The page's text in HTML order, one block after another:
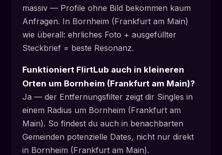
massiv — Profile ohne Bild bekommen kaum
Anfragen. In Bornheim (Frankfurt am Main)
wie überall: ehrliches Foto + ausgefüllter
Steckbrief = beste Resonanz.
Funktioniert FlirtLub auch in kleineren
Orten um Bornheim (Frankfurt am Main)?
Ja — der Entfernungsfilter zeigt dir Singles in
einem Radius um Bornheim (Frankfurt am
Main). So findest du auch in benachbarten
Gemeinden potenzielle Dates, nicht nur direkt
in Bornheim (Frankfurt am Main).